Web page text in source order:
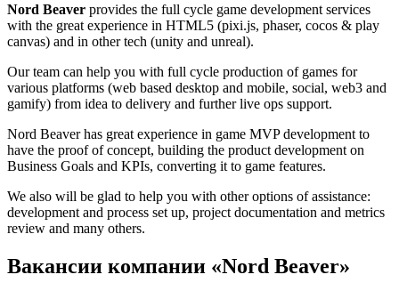
Nord Beaver provides the full cycle game development services
with the great experience in HTML5 (pixi.js, phaser, cocos & play
canvas) and in other tech (unity and unreal).
Our team can help you with full cycle production of games for
various platforms (web based desktop and mobile, social, web3 and
gamify) from idea to delivery and further live ops support.
Nord Beaver has great experience in game MVP development to
have the proof of concept, building the product development on
Business Goals and KPIs, converting it to game features.
We also will be glad to help you with other options of assistance:
development and process set up, project documentation and metrics
review and many others.
Вакансии компании «Nord Beaver»